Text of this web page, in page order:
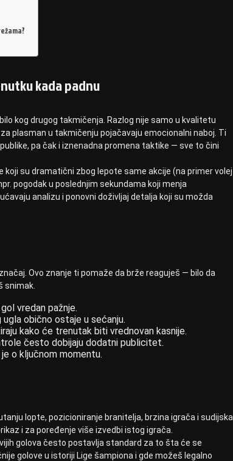
kada padnu
kog drugog takmičenja. Razlog nije samo u kvalitetu
plasman u takmičenju pojačavaju emocionalni naboj. Ti
pa čak i iznenadna promena taktike — sve to čini
su dramatični zbog lepote same akcije (na primer volej
pogodak u poslednjim sekundama koji menja
analizu i ponovni doživljaj detalja koji su možda
Ovo znanje ti pomaže da brže reaguješ — bilo da
snimak.
vredan pažnje.
obično ostaje u sećanju.
kako će trenutak biti vrednovan kasnije.
često dobijaju dodatni publicitet.
o ključnom momentu.
lopte, pozicioniranje branitelja, brzina igrača i sudijska
i za poređenje više izvedbi istog igrača.
golova često postavlja standard za to šta će se
golove u istoriji Lige šampiona i gde možeš legalno